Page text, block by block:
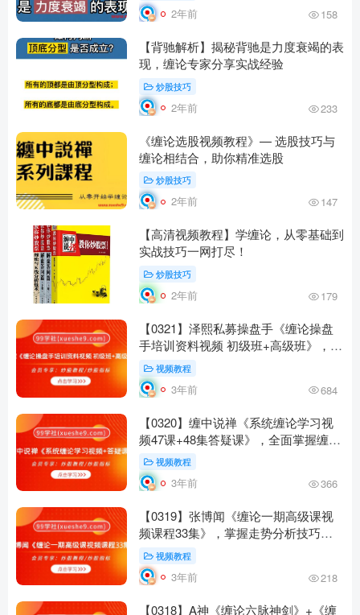
2年前 158
【背驰解析】揭秘背驰是力度衰竭的表
现，缠论专家分享实战经验
炒股技巧
2年前 233
《缠论选股视频教程》— 选股技巧与
缠论相结合，助你精准选股
炒股技巧
2年前 147
【高清视频教程】学缠论，从零基础到
实战技巧一网打尽！
炒股技巧
2年前 179
【0321】泽熙私募操盘手《缠论操盘
手培训资料视频 初级班+高级班》，掌
握顶底分型、中枢画法和风险控制，实
现稳定盈利
视频教程
3年前 684
【0320】缠中说禅《系统缠论学习视
频47课+48集答疑课》，全面掌握缠论
技巧，实现稳定盈利与仓位管理
视频教程
3年前 366
【0319】张博闻《缠论一期高级课视
频课程33集》，掌握走势分析技巧，
实现快速选股与稳定盈利
视频教程
3年前 218
【0318】A神《缠论六脉神剑》+《缠